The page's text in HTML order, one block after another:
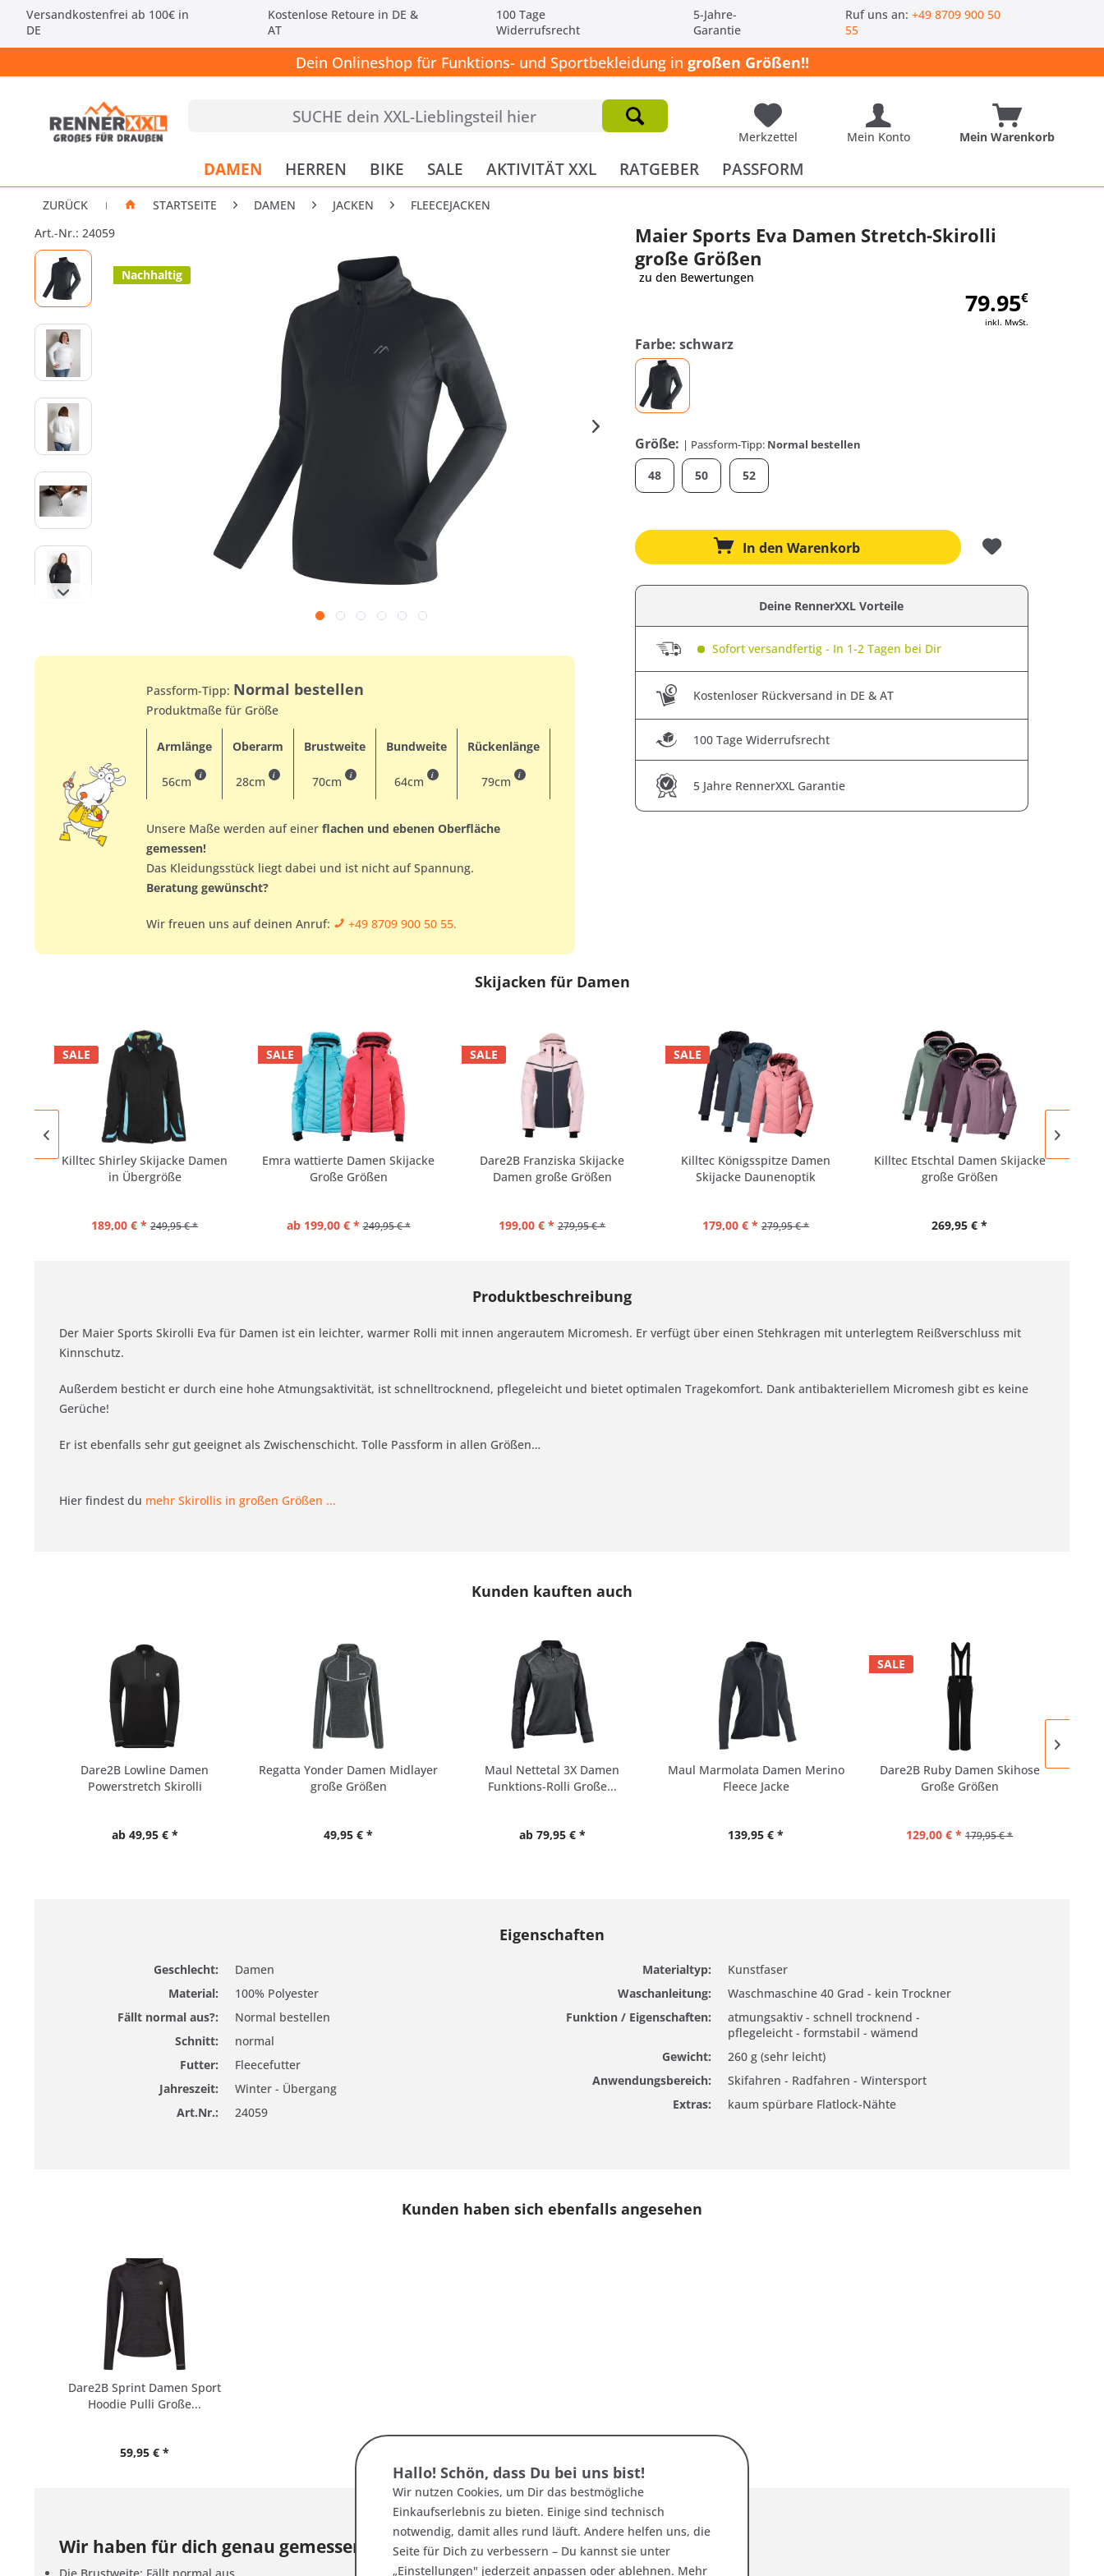
Versandkostenfrei ab 100€ in
DE
Kostenlose Retoure in DE &
AT
100 Tage
Widerrufsrecht
5-Jahre-
Garantie
Ruf uns an:+49 8709 900 50
55
Dein Onlineshop für Funktions- und Sportbekleidung in großen Größen!!
Merkzettel Mein Konto Mein Warenkorb
DAMEN HERREN BIKE SALE AKTIVITÄT XXL RATGEBER PASSFORM
ZURÜCK | STARTSEITE DAMEN JACKEN FLEECEJACKEN
Nachhaltig
Passform-Tipp: Normal bestellen
Produktmaße für Größe
Armlänge Oberarm Brustweite Bundweite Rückenlänge
56cm i 28cm i 70cm i 64cm i 79cm i
Unsere Maße werden auf einer flachen und ebenen Oberfläche
gemessen!
Das Kleidungsstück liegt dabei und ist nicht auf Spannung.
Beratung gewünscht?
Wir freuen uns auf deinen Anruf: +49 8709 900 50 55.
Maier Sports Eva Damen Stretch-Skirolli
große Größen
Art.-Nr.: 24059
zu den Bewertungen
79.95€
inkl. MwSt.
Farbe: schwarz
Größe: | Passform-Tipp: Normal bestellen
48 50 52
In den Warenkorb
Deine RennerXXL Vorteile
Sofort versandfertig - In 1-2 Tagen bei Dir
Kostenloser Rückversand in DE & AT
100 Tage Widerrufsrecht
5 Jahre RennerXXL Garantie
Skijacken für Damen
SALE
Killtec Shirley Skijacke Damen
in Übergröße
189,00 € * 249,95 € *
SALE
Emra wattierte Damen Skijacke
Große Größen
ab 199,00 € * 249,95 € *
SALE
Dare2B Franziska Skijacke
Damen große Größen
199,00 € * 279,95 € *
SALE
Killtec Königsspitze Damen
Skijacke Daunenoptik
179,00 € * 279,95 € *
Killtec Etschtal Damen Skijacke
große Größen
269,95 € *
Produktbeschreibung
Der Maier Sports Skirolli Eva für Damen ist ein leichter, warmer Rolli mit innen angerautem Micromesh. Er verfügt über einen Stehkragen mit unterlegtem Reißverschluss mit
Kinnschutz.
Außerdem besticht er durch eine hohe Atmungsaktivität, ist schnelltrocknend, pflegeleicht und bietet optimalen Tragekomfort. Dank antibakteriellem Micromesh gibt es keine
Gerüche!
Er ist ebenfalls sehr gut geeignet als Zwischenschicht. Tolle Passform in allen Größen…
Hier findest du mehr Skirollis in großen Größen ...
Kunden kauften auch
Dare2B Lowline Damen
Powerstretch Skirolli
ab 49,95 € *
Regatta Yonder Damen Midlayer
große Größen
49,95 € *
Maul Nettetal 3X Damen
Funktions-Rolli Große...
ab 79,95 € *
Maul Marmolata Damen Merino
Fleece Jacke
139,95 € *
SALE
Dare2B Ruby Damen Skihose
Große Größen
129,00 € * 179,95 € *
Eigenschaften
Geschlecht:
Damen
Material:
100% Polyester
Fällt normal aus?:
Normal bestellen
Schnitt:
normal
Futter:
Fleecefutter
Jahreszeit:
Winter - Übergang
Art.Nr.:
24059
Materialtyp:
Kunstfaser
Waschanleitung:
Waschmaschine 40 Grad - kein Trockner
Funktion / Eigenschaften:
atmungsaktiv - schnell trocknend -
pflegeleicht - formstabil - wämend
Gewicht:
260 g (sehr leicht)
Anwendungsbereich:
Skifahren - Radfahren - Wintersport
Extras:
kaum spürbare Flatlock-Nähte
Kunden haben sich ebenfalls angesehen
Dare2B Sprint Damen Sport
Hoodie Pulli Große...
59,95 € *
Wir haben für dich genau gemessen:
Hallo! Schön, dass Du bei uns bist!
Wir nutzen Cookies, um Dir das bestmögliche
Einkaufserlebnis zu bieten. Einige sind technisch
notwendig, damit alles rund läuft. Andere helfen uns, die
Seite für Dich zu verbessern – Du kannst sie unter
„Einstellungen" jederzeit anpassen oder ablehnen. Mehr